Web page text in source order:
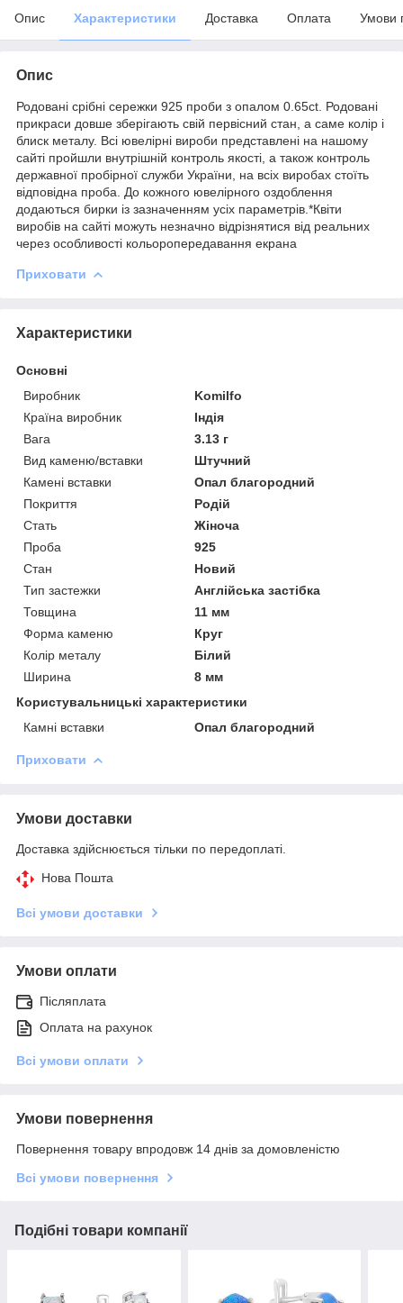
Опис Характеристики Доставка Оплата Умови
Опис
Родовані срібні сережки 925 проби з опалом 0.65ct. Родовані
прикраси довше зберігають свій первісний стан, а саме колір і
блиск металу. Всі ювелірні вироби представлені на нашому
сайті пройшли внутрішній контроль якості, а також контроль
державної пробірної служби України, на всіх виробах стоїть
відповідна проба. До кожного ювелірного оздоблення
додаються бирки із зазначенням усіх параметрів.*Квіти
виробів на сайті можуть незначно відрізнятися від реальних
через особливості кольоропередавання екрана
Приховати
Характеристики
Основні
Виробник
Komilfo
Країна виробник
Індія
Вага
3.13 г
Вид каменю/вставки
Штучний
Камені вставки
Опал благородний
Покриття
Родій
Стать
Жіноча
Проба
925
Стан
Новий
Тип застежки
Англійська застібка
Товщина
11 мм
Форма каменю
Круг
Колір металу
Білий
Ширина
8 мм
Користувальницькі характеристики
Камні вставки
Опал благородний
Приховати
Умови доставки
Доставка здійснюється тільки по передоплаті.
Нова Пошта
Всі умови доставки
Умови оплати
Післяплата
Оплата на рахунок
Всі умови оплати
Умови повернення
Повернення товару впродовж 14 днів за домовленістю
Всі умови повернення
Подібні товари компанії